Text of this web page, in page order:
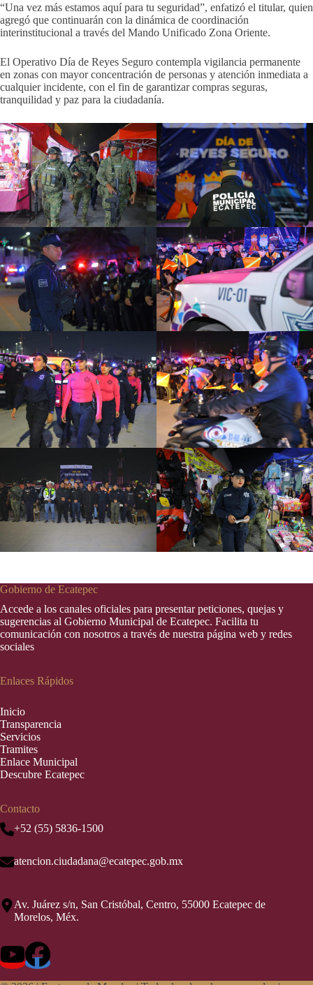
“Una vez más estamos aquí para tu seguridad”, enfatizó el titular, quien
agregó que continuarán con la dinámica de coordinación
interinstitucional a través del Mando Unificado Zona Oriente.
El Operativo Día de Reyes Seguro contempla vigilancia permanente
en zonas con mayor concentración de personas y atención inmediata a
cualquier incidente, con el fin de garantizar compras seguras,
tranquilidad y paz para la ciudadanía.
Gobierno de Ecatepec
Accede a los canales oficiales para presentar peticiones, quejas y
sugerencias al Gobierno Municipal de Ecatepec. Facilita tu
comunicación con nosotros a través de nuestra página web y redes
sociales
Enlaces Rápidos
Inicio
Transparencia
Servicios
Tramites
Enlace Municipal
Descubre Ecatepec
Contacto
+52 (55) 5836-1500
atencion.ciudadana@ecatepec.gob.mx
Av. Juárez s/n, San Cristóbal, Centro, 55000 Ecatepec de
Morelos, Méx.